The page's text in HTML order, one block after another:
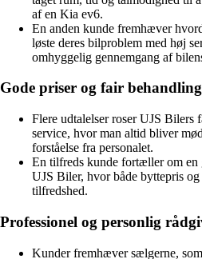
af en Kia ev6.
En anden kunde fremhæver
løste deres bilproblem med høj
omhyggelig gennemgang af
Gode priser og fair behandling
Flere udtalelser roser UJS Bilers
service, hvor man altid bliver
forståelse fra personalet.
En tilfreds kunde fortæller om en
UJS Biler, hvor både byttepris
tilfredshed.
Professionel og personlig
Kunder fremhæver sælgerne,